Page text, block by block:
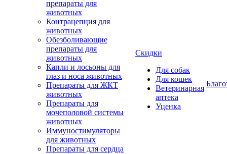
препараты для
животных
Контрацепция для
животных
Обезболивающие
препараты для
животных
Капли и лосьоны для
глаз и носа животных
Препараты для ЖКТ
животных
Препараты для
мочеполовой системы
животных
Иммуностимуляторы
для животных
Препараты для сердца
Скидки
Для собак
Для кошек
Ветеринарная
аптека
Уценка